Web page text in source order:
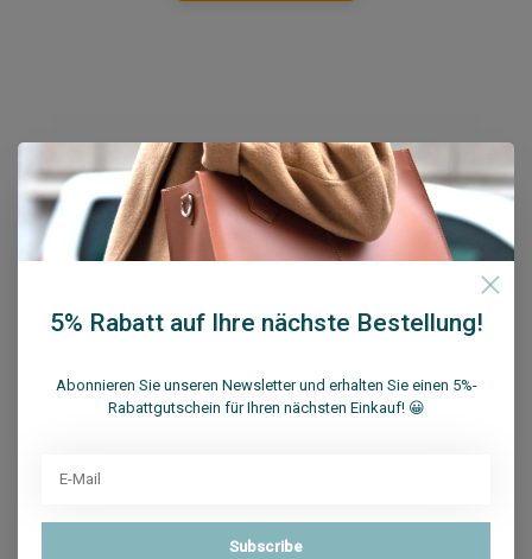
Melden Sie sich für unseren Newsletter an
Promotionen per E-Mail
Su.B Collection
5% Rabatt auf Ihre nächste Bestellung!
Abonnieren Sie unseren Newsletter und erhalten Sie einen 5%-
Rabattgutschein für Ihren nächsten Einkauf! 😀
Subscribe